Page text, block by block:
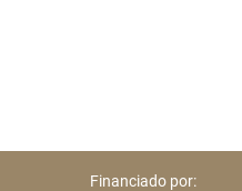
Financiado por: